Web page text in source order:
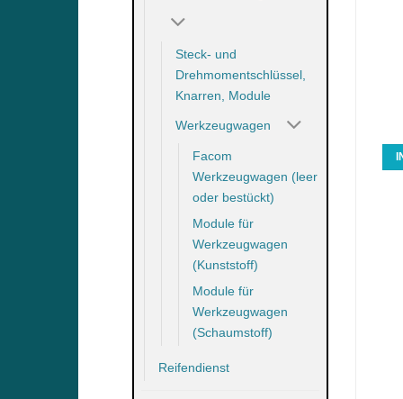
Steck- und
Drehmomentschlüssel,
Knarren, Module
Werkzeugwagen
Facom
Werkzeugwagen (leer
oder bestückt)
Module für
Werkzeugwagen
(Kunststoff)
Module für
Werkzeugwagen
(Schaumstoff)
Reifendienst
Speditionsversand, der je nach
Prüfspannung auf 300 mm:
100kV. Betriebsspannung: 45kV.
Gesamtlänge ohne Haken: 147
Schutzbereichswelle: 600 mm.
IN DEN WARENKORB